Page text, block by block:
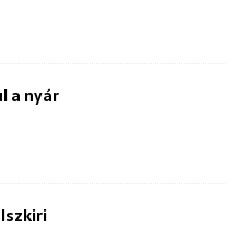
a nyár